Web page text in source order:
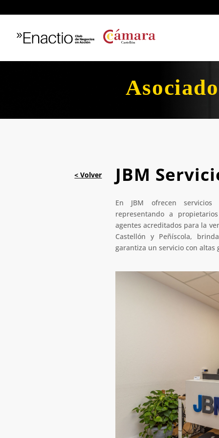
JBM
En JBM ofrecen
representando a
agentes acreditados para la
Castellón y Peñíscola,
garantiza un servicio con altas